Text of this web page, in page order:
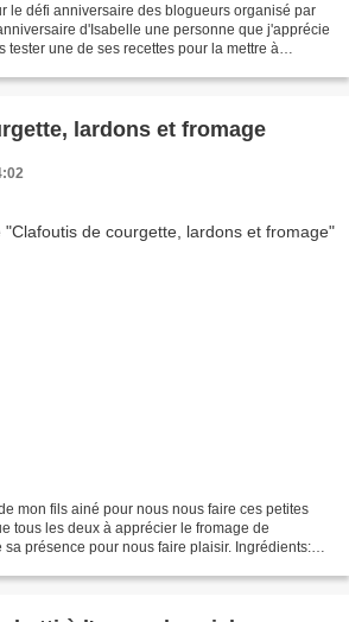
le défi anniversaire des blogueurs organisé par
d'Isabelle une personne que j'apprécie
tester une de ses recettes pour la mettre à
lardons et fromage
mon fils ainé pour nous nous faire ces petites
tous les deux à apprécier le fromage de
sa présence pour nous faire plaisir. Ingrédients: